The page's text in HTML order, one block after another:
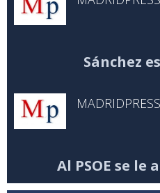
Sánchez
MADRIDPRESS
Al PSOE se le